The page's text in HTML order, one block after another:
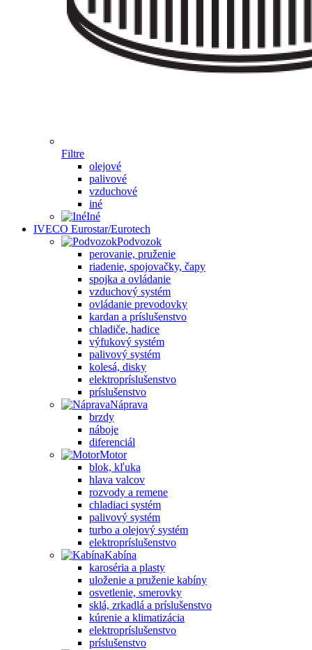
Filtre
olejové
palivové
vzduchové
iné
Iné
IVECO Eurostar/Eurotech
Podvozok
perovanie, pruženie
riadenie, spojovačky, čapy
spojka a ovládanie
vzduchový systém
ovládanie prevodovky
kardan a príslušenstvo
chladiče, hadice
výfukový systém
palivový systém
kolesá, disky
elektropríslušenstvo
príslušenstvo
Náprava
brzdy
náboje
diferenciál
Motor
blok, kľuka
hlava valcov
rozvody a remene
chladiaci systém
palivový systém
turbo a olejový systém
elektropríslušenstvo
Kabína
karoséria a plasty
uloženie a pruženie kabíny
osvetlenie, smerovky
sklá, zrkadlá a príslušenstvo
kúrenie a klimatizácia
elektropríslušenstvo
príslušenstvo